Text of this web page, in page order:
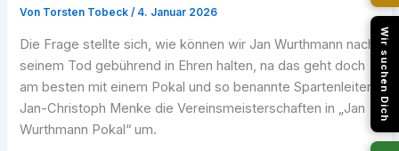
Von Torsten Tobeck/ 4. Januar 2026
Die Frage stellte sich, wie können wir Jan Wurthmann nach
seinem Tod gebührend in Ehren halten, na das geht doch
am besten mit einem Pokal und so benannte Spartenleiter
Jan-Christoph Menke die Vereinsmeisterschaften in „Jan
Wurthmann Pokal“ um.
Wir suchen Dich